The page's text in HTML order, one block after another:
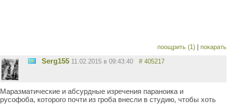
поощрить (1) покарать
Serg155 11.02.2015 в 09:43:40 # 405217
Маразматические и абсурдные изречения параноика и
русофоба, которого почти из гроба внесли в студию, чтобы хоть